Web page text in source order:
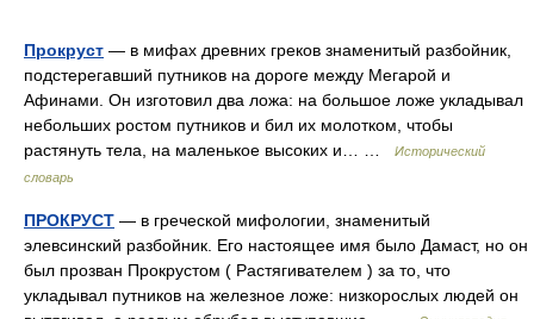
Прокруст — в мифах древних греков знаменитый разбойник,
подстерегавший путников на дороге между Мегарой и
Афинами. Он изготовил два ложа: на большое ложе укладывал
небольших ростом путников и бил их молотком, чтобы
растянуть тела, на маленькое высоких и… …
Исторический
словарь
ПРОКРУСТ — в греческой мифологии, знаменитый
элевсинский разбойник. Его настоящее имя было Дамаст, но он
был прозван Прокрустом ( Растягивателем ) за то, что
укладывал путников на железное ложе: низкорослых людей он